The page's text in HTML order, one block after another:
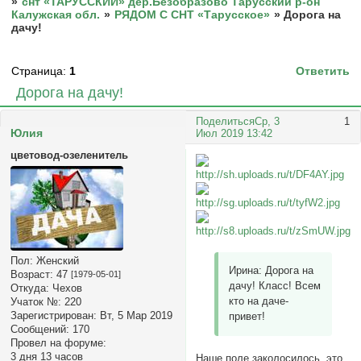
Калужская обл. » РЯДОМ С СНТ «Тарусское» »Дорога на
дачу!
Дорога на дачу!
Страница: 1 Ответить
Поделиться 1
Ср, 3
Июл 2019 13:42
Юлия
цветовод-озеленитель
Пол: Женский
Возраст: 47 [1979-05-01]
Откуда: Чехов
Учаток №: 220
Зарегистрирован: Вт, 5 Мар 2019
Сообщений: 170
Провел на форуме:
3 дня 13 часов
Ирина: Дорога на
дачу! Класс! Всем
кто на даче-
привет!
Наше поле заколосилось, это